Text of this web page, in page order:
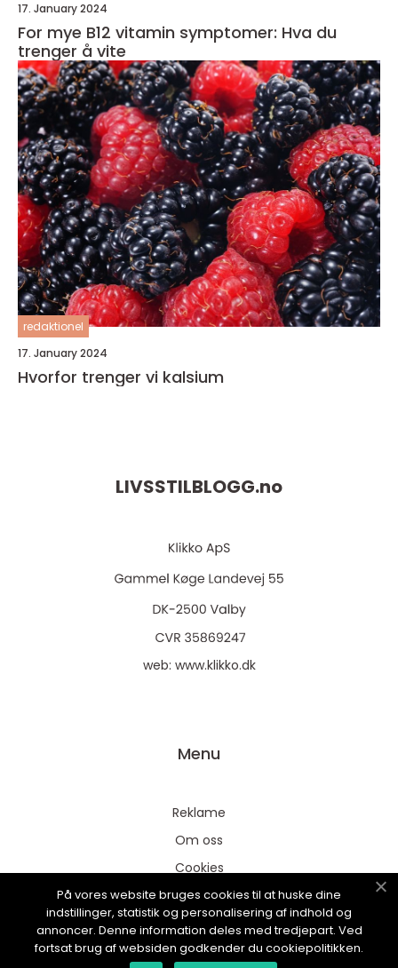
17. January 2024
For mye B12 vitamin symptomer: Hva du
trenger å vite
redaktionel
17. January 2024
Hvorfor trenger vi kalsium
LIVSSTILBLOGG.no
web: www.klikko.dk
Menu
Reklame
Om oss
Cookies
Kontakt Oss
Sitemap
På vores website bruges cookies til at huske dine
indstillinger, statistik og personalisering af indhold og
annoncer. Denne information deles med tredjepart. Ved
fortsat brug af websiden godkender du cookiepolitikken.